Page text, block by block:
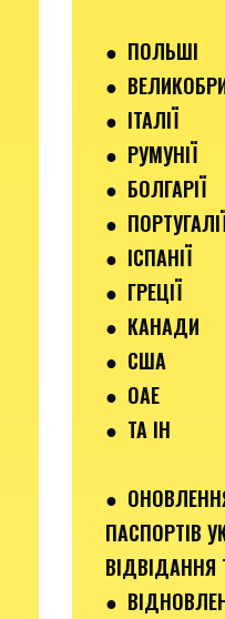
● ПОЛЬШІ
●
● ІТАЛІЇ
● РУМУНІЇ
● БОЛГАРІЇ
●
● ІСПАНІЇ
● ГРЕЦІЇ
● КАНАДИ
● США
● ОАЕ
● ТА ІН
●
ПАСПОРТІВ
ВІДВІДАННЯ
●